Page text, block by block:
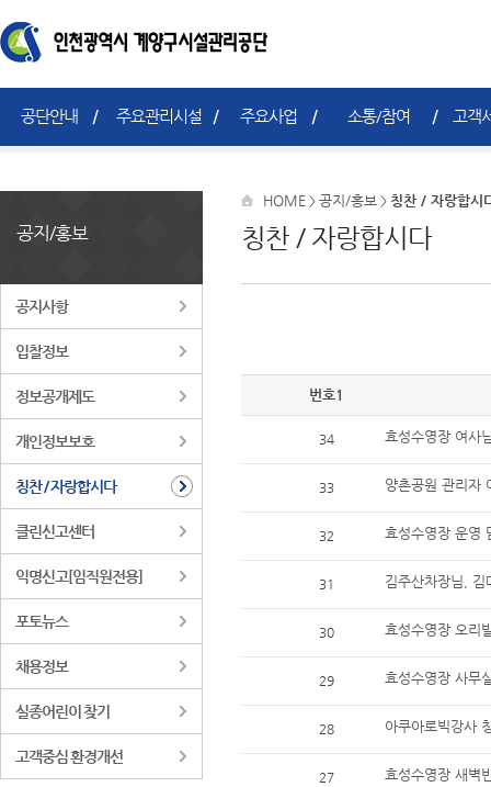
공단안내 주요관리시설 주요사업 소통/참여 고객
공지/홍보
공지사항
입찰정보
정보공개제도
개인정보보호
칭찬 / 자랑합시다
클린신고센터
익명신고[임직원전용]
포토뉴스
채용정보
실종어린이 찾기
고객중심 환경개선
칭찬 / 자랑합시다
HOME > 공지/홍보 > 칭찬 / 자랑합시
번호1
34 효성수영장 여사
33 양촌공원 관리자
32 효성수영장 운영
31 김주산차장님,
30 효성수영장 오리
29 효성수영장 사무
28 아쿠아로빅강사
27 효성수영장 새벽